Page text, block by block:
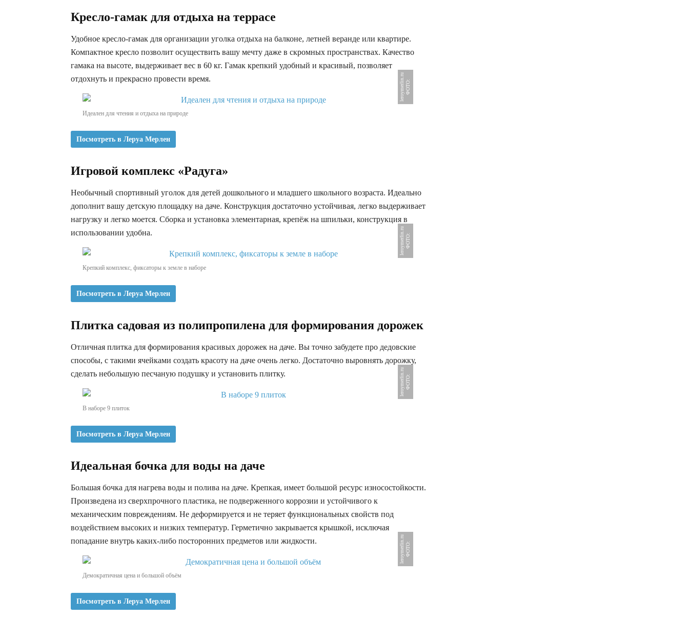
Кресло-гамак для отдыха на террасе
Удобное кресло-гамак для организации уголка отдыха на балконе, летней веранде или квартире.
Компактное кресло позволит осуществить вашу мечту даже в скромных пространствах. Качество
гамака на высоте, выдерживает вес в 60 кг. Гамак крепкий удобный и красивый, позволяет
отдохнуть и прекрасно провести время.
Ф
О
Т
О
:
l
e
r
o
y
m
e
r
l
i
n
.
r
u
Идеален для чтения и отдыха на природе
Посмотреть в Леруа Мерлен
Игровой комплекс «Радуга»
Необычный спортивный уголок для детей дошкольного и младшего школьного возраста. Идеально
дополнит вашу детскую площадку на даче. Конструкция достаточно устойчивая, легко выдерживает
нагрузку и легко моется. Сборка и установка элементарная, крепёж на шпильки, конструкция в
использовании удобна.
Ф
О
Т
О
:
l
e
r
o
y
m
e
r
l
i
n
.
r
u
Крепкий комплекс, фиксаторы к земле в наборе
Посмотреть в Леруа Мерлен
Плитка садовая из полипропилена для формирования дорожек
Отличная плитка для формирования красивых дорожек на даче. Вы точно забудете про дедовские
способы, с такими ячейками создать красоту на даче очень легко. Достаточно выровнять дорожку,
сделать небольшую песчаную подушку и установить плитку.
Ф
О
Т
О
:
l
e
r
o
y
m
e
r
l
i
n
.
r
u
В наборе 9 плиток
Посмотреть в Леруа Мерлен
Идеальная бочка для воды на даче
Большая бочка для нагрева воды и полива на даче. Крепкая, имеет большой ресурс износостойкости.
Произведена из сверхпрочного пластика, не подверженного коррозии и устойчивого к
механическим повреждениям. Не деформируется и не теряет функциональных свойств под
воздействием высоких и низких температур. Герметично закрывается крышкой, исключая
попадание внутрь каких-либо посторонних предметов или жидкости.
Ф
О
Т
О
:
l
e
r
o
y
m
e
r
l
i
n
.
r
u
Демократичная цена и большой объём
Посмотреть в Леруа Мерлен